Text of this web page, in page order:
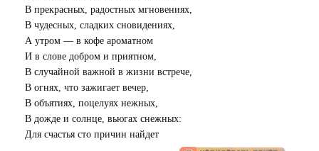
В прекрасных, радостных мгновениях,
В чудесных, сладких сновидениях,
А утром — в кофе ароматном
И в слове добром и приятном,
В случайной важной в жизни встрече,
В огнях, что зажигает вечер,
В объятиях, поцелуях нежных,
В дожде и солнце, вьюгах снежных:
Для счастья сто причин найдет